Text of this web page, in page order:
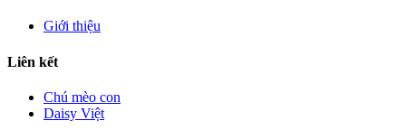
Giới thiệu
Liên kết
Chú mèo con
Daisy Việt